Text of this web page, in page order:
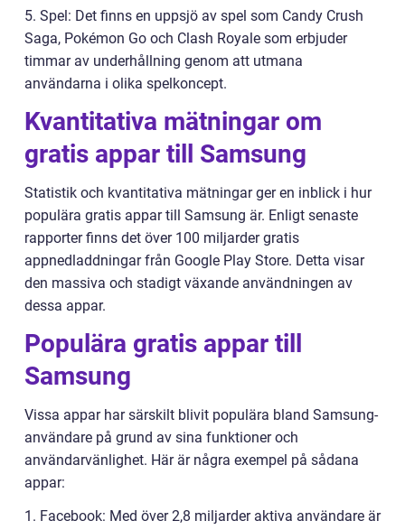
5. Spel: Det finns en uppsjö av spel som Candy Crush
Saga, Pokémon Go och Clash Royale som erbjuder
timmar av underhållning genom att utmana
användarna i olika spelkoncept.
Kvantitativa mätningar om
gratis appar till Samsung
Statistik och kvantitativa mätningar ger en inblick i hur
populära gratis appar till Samsung är. Enligt senaste
rapporter finns det över 100 miljarder gratis
appnedladdningar från Google Play Store. Detta visar
den massiva och stadigt växande användningen av
dessa appar.
Populära gratis appar till
Samsung
Vissa appar har särskilt blivit populära bland Samsung-
användare på grund av sina funktioner och
användarvänlighet. Här är några exempel på sådana
appar:
1. Facebook: Med över 2,8 miljarder aktiva användare är